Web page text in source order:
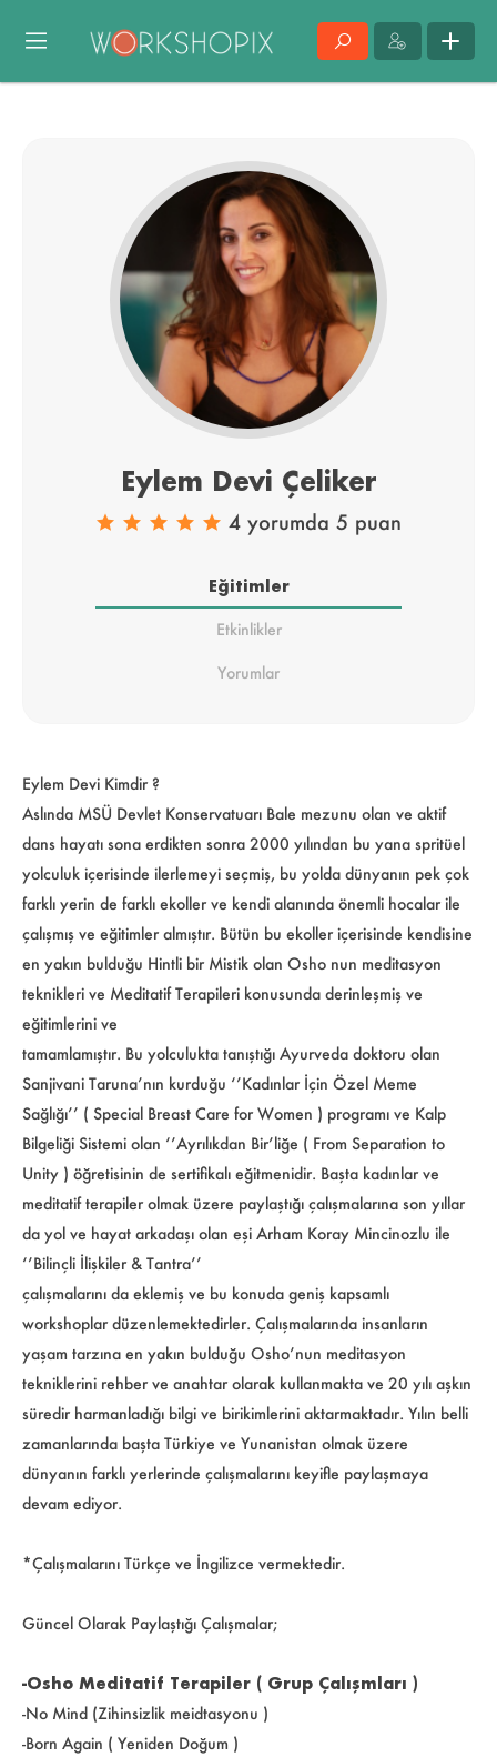
Eylem Devi Çeliker
4 yorumda 5 puan
Eğitimler
Etkinlikler
Yorumlar
Eylem Devi Kimdir ?
Aslında MSÜ Devlet Konservatuarı Bale mezunu olan ve aktif
dans hayatı sona erdikten sonra 2000 yılından bu yana spritüel
yolculuk içerisinde ilerlemeyi seçmiş, bu yolda dünyanın pek çok
farklı yerin de farklı ekoller ve kendi alanında önemli hocalar ile
çalışmış ve eğitimler almıştır. Bütün bu ekoller içerisinde kendisine
en yakın bulduğu Hintli bir Mistik olan Osho nun meditasyon
teknikleri ve Meditatif Terapileri konusunda derinleşmiş ve
eğitimlerini ve
tamamlamıştır. Bu yolculukta tanıştığı Ayurveda doktoru olan
Sanjivani Taruna’nın kurduğu ‘’Kadınlar İçin Özel Meme
Sağlığı’’ ( Special Breast Care for Women ) programı ve Kalp
Bilgeliği Sistemi olan ‘’Ayrılıkdan Bir’liğe ( From Separation to
Unity ) öğretisinin de sertifikalı eğitmenidir. Başta kadınlar ve
meditatif terapiler olmak üzere paylaştığı çalışmalarına son yıllar
da yol ve hayat arkadaşı olan eşi Arham Koray Mincinozlu ile
‘’Bilinçli İlişkiler & Tantra’’
çalışmalarını da eklemiş ve bu konuda geniş kapsamlı
workshoplar düzenlemektedirler. Çalışmalarında insanların
yaşam tarzına en yakın bulduğu Osho’nun meditasyon
tekniklerini rehber ve anahtar olarak kullanmakta ve 20 yılı aşkın
süredir harmanladığı bilgi ve birikimlerini aktarmaktadır. Yılın belli
zamanlarında başta Türkiye ve Yunanistan olmak üzere
dünyanın farklı yerlerinde çalışmalarını keyifle paylaşmaya
devam ediyor.
*Çalışmalarını Türkçe ve İngilizce vermektedir.
Güncel Olarak Paylaştığı Çalışmalar;
-Osho Meditatif Terapiler ( Grup Çalışmları )
-No Mind (Zihinsizlik meidtasyonu )
-Born Again ( Yeniden Doğum )